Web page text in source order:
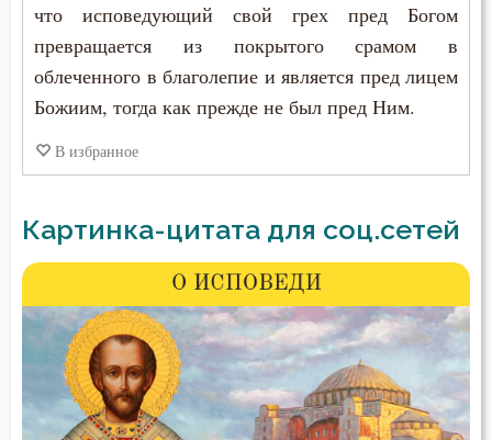
что исповедующий свой грех пред Богом
превращается из покрытого срамом в
облеченного в благолепие и является пред лицем
Божиим, тогда как прежде не был пред Ним.
В избранное
Картинка-цитата для соц.сетей